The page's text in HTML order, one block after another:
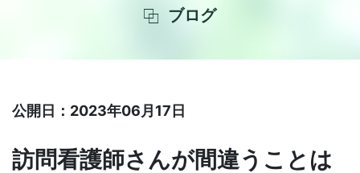
ブログ
公開日：2023年06月17日
訪問看護師さんが間違うことは